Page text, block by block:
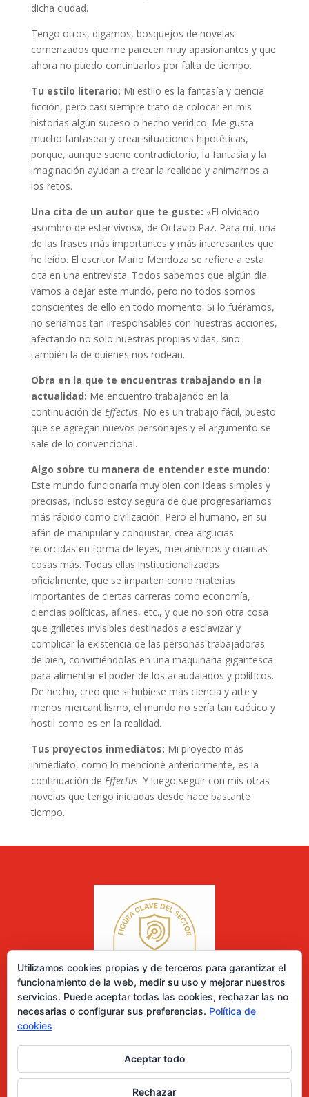
dicha ciudad.
Tengo otros, digamos, bosquejos de novelas
comenzados que me parecen muy apasionantes y que
ahora no puedo continuarlos por falta de tiempo.
Tu estilo literario: Mi estilo es la fantasía y ciencia
ficción, pero casi siempre trato de colocar en mis
historias algún suceso o hecho verídico. Me gusta
mucho fantasear y crear situaciones hipotéticas,
porque, aunque suene contradictorio, la fantasía y la
imaginación ayudan a crear la realidad y animarnos a
los retos.
Una cita de un autor que te guste: «El olvidado
asombro de estar vivos», de Octavio Paz. Para mí, una
de las frases más importantes y más interesantes que
he leído. El escritor Mario Mendoza se refiere a esta
cita en una entrevista. Todos sabemos que algún día
vamos a dejar este mundo, pero no todos somos
conscientes de ello en todo momento. Si lo fuéramos,
no seríamos tan irresponsables con nuestras acciones,
afectando no solo nuestras propias vidas, sino
también la de quienes nos rodean.
Obra en la que te encuentras trabajando en la
actualidad: Me encuentro trabajando en la
continuación de Effectus. No es un trabajo fácil, puesto
que se agregan nuevos personajes y el argumento se
sale de lo convencional.
Algo sobre tu manera de entender este mundo:
Este mundo funcionaría muy bien con ideas simples y
precisas, incluso estoy segura de que progresaríamos
más rápido como civilización. Pero el humano, en su
afán de manipular y conquistar, crea argucias
retorcidas en forma de leyes, mecanismos y cuantas
cosas más. Todas ellas institucionalizadas
oficialmente, que se imparten como materias
importantes de ciertas carreras como economía,
ciencias políticas, afines, etc., y que no son otra cosa
que grilletes invisibles destinados a esclavizar y
complicar la existencia de las personas trabajadoras
de bien, convirtiéndolas en una maquinaria gigantesca
para alimentar el poder de los acaudalados y políticos.
De hecho, creo que si hubiese más ciencia y arte y
menos mercantilismo, el mundo no sería tan caótico y
hostil como es en la realidad.
Tus proyectos inmediatos: Mi proyecto más
inmediato, como lo mencioné anteriormente, es la
continuación de Effectus. Y luego seguir con mis otras
novelas que tengo iniciadas desde hace bastante
tiempo.
0 elementos
Utilizamos cookies propias y de terceros para garantizar el
funcionamiento de la web, medir su uso y mejorar nuestros
servicios. Puede aceptar todas las cookies, rechazar las no
necesarias o configurar sus preferencias. Política de
cookies
Aceptar todo
Rechazar